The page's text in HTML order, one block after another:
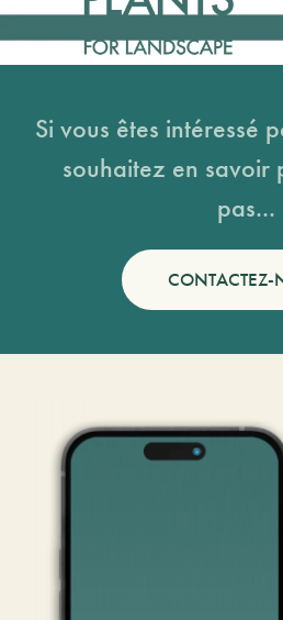
Si vous êtes intéressé
souhaitez en savoir
pas...
CONTACTEZ-